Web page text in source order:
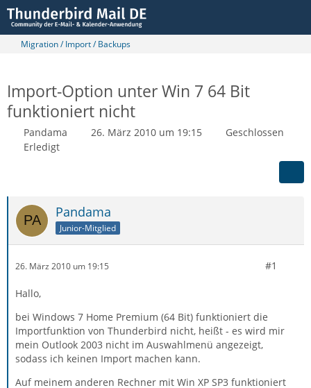
Migration / Import / Backups
Import-Option unter Win 7 64 Bit
funktioniert nicht
Pandama 26. März 2010 um 19:15
Geschlossen
Erledigt
Pandama
Junior-Mitglied
26. März 2010 um 19:15 #1
Hallo,
bei Windows 7 Home Premium (64 Bit) funktioniert die
Importfunktion von Thunderbird nicht, heißt - es wird mir
mein Outlook 2003 nicht im Auswahlmenü angezeigt,
sodass ich keinen Import machen kann.
Auf meinem anderen Rechner mit Win XP SP3 funktioniert